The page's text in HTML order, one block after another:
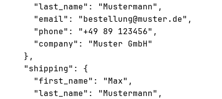
    "last_name": "Mustermann",
    "email": "bestellung@muster.de",
    "phone": "+49 89 123456",
    "company": "Muster GmbH"
  },
  "shipping": {
    "first_name": "Max",
    "last_name": "Mustermann",